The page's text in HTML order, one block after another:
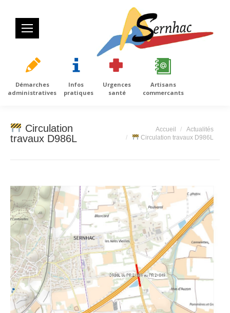
Démarches
administratives
Infos
pratiques
Urgences
santé
Artisans
commercants
Circulation
travaux D986L
Vous êtes ici :
Accueil
Actualités
Circulation travaux D986L